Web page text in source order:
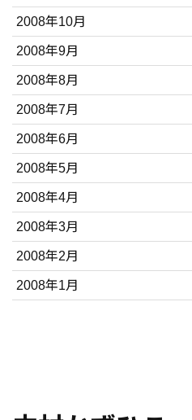
2008年10月
2008年9月
2008年8月
2008年7月
2008年6月
2008年5月
2008年4月
2008年3月
2008年2月
2008年1月